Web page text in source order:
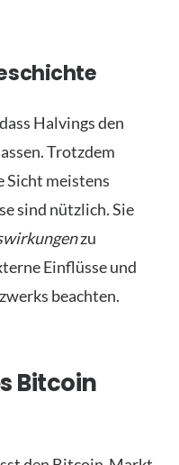
Halvings den
Trotzdem
Sicht meistens
sind nützlich. Sie
zu
Einflüsse und
beachten.
Bitcoin